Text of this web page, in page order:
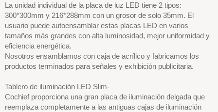
La unidad individual de la placa de luz LED tiene 2 tipos:
300*300mm y 216*288mm con un grosor de solo 35mm. El
usuario puede autoensamblar estas placas LED en varios
tamaños más grandes con alta luminosidad, mejor uniformidad y
eficiencia energética.
Nosotros ensamblamos con caja de acrílico y fabricamos los
productos terminados para señales y exhibición publicitaria.
Tablero de iluminación LED Slim-
Cochief proporciona una gran placa de iluminación delgada que
reemplaza completamente a las antiguas cajas de iluminación